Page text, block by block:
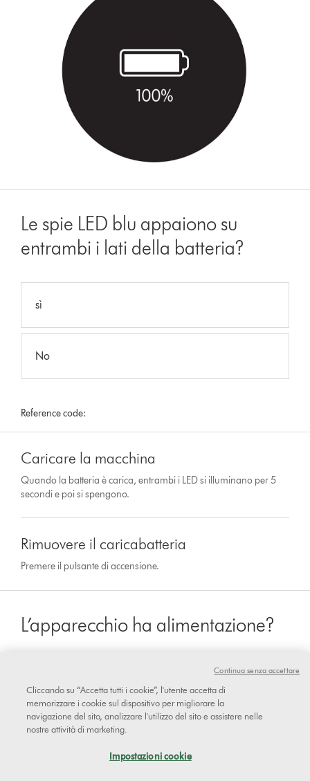
Le spie LED blu appaiono su
entrambi i lati della batteria?
sì
No
Reference code:
Caricare la macchina
Quando la batteria è carica, entrambi i LED si illuminano per 5
secondi e poi si spengono.
Rimuovere il caricabatteria
Premere il pulsante di accensione.
L’apparecchio ha alimentazione?
No
Cliccando su “Accetta tutti i cookie”, l'utente accetta di
memorizzare i cookie sul dispositivo per migliorare la
navigazione del sito, analizzare l'utilizzo del sito e assistere nelle
nostre attività di marketing.
Impostazioni cookie
Continua senza accettare